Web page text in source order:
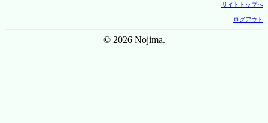
サイトトップへ
ログアウト
© 2026 Nojima.